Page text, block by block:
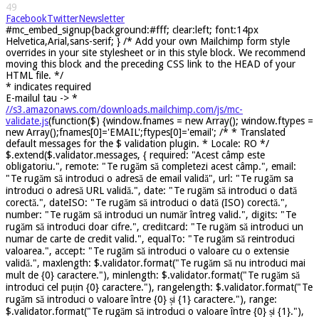
49
FacebookTwitterNewsletter
#mc_embed_signup{background:#fff; clear:left; font:14px
Helvetica,Arial,sans-serif; } /* Add your own Mailchimp form style
overrides in your site stylesheet or in this style block. We recommend
moving this block and the preceding CSS link to the HEAD of your
HTML file. */
* indicates required
E-mailul tau -> *
//s3.amazonaws.com/downloads.mailchimp.com/js/mc-
validate.js(function($) {window.fnames = new Array(); window.ftypes =
new Array();fnames[0]='EMAIL';ftypes[0]='email'; /* * Translated
default messages for the $ validation plugin. * Locale: RO */
$.extend($.validator.messages, { required: "Acest câmp este
obligatoriu.", remote: "Te rugăm să completezi acest câmp.", email:
"Te rugăm să introduci o adresă de email validă", url: "Te rugăm sa
introduci o adresă URL validă.", date: "Te rugăm să introduci o dată
corectă.", dateISO: "Te rugăm să introduci o dată (ISO) corectă.",
number: "Te rugăm să introduci un număr întreg valid.", digits: "Te
rugăm să introduci doar cifre.", creditcard: "Te rugăm să introduci un
numar de carte de credit valid.", equalTo: "Te rugăm să reintroduci
valoarea.", accept: "Te rugăm să introduci o valoare cu o extensie
validă.", maxlength: $.validator.format("Te rugăm să nu introduci mai
mult de {0} caractere."), minlength: $.validator.format("Te rugăm să
introduci cel puțin {0} caractere."), rangelength: $.validator.format("Te
rugăm să introduci o valoare între {0} și {1} caractere."), range:
$.validator.format("Te rugăm să introduci o valoare între {0} și {1}."),